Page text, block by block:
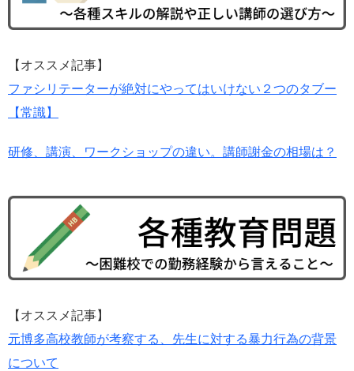
【オススメ記事】
ファシリテーターが絶対にやってはいけない２つのタブー
【常識】
研修、講演、ワークショップの違い。講師謝金の相場は？
【オススメ記事】
元博多高校教師が考察する、先生に対する暴力行為の背景
について